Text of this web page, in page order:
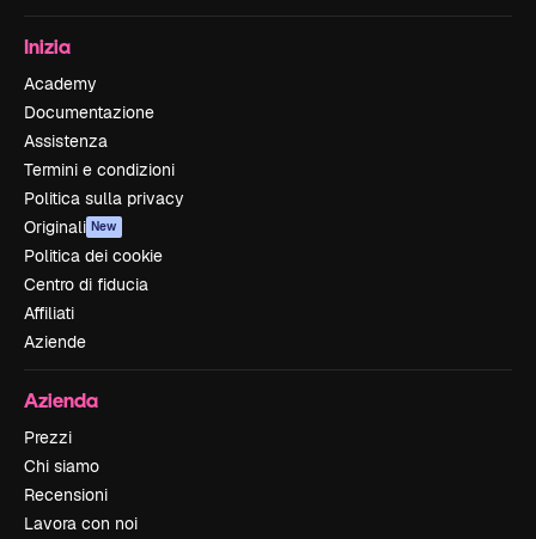
Inizia
Academy
Documentazione
Assistenza
Termini e condizioni
Politica sulla privacy
Originali New
Politica dei cookie
Centro di fiducia
Affiliati
Aziende
Azienda
Prezzi
Chi siamo
Recensioni
Lavora con noi